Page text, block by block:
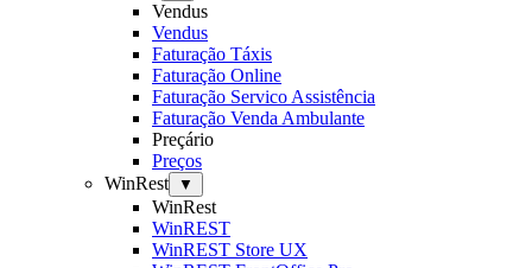
Vendus
Vendus
Faturação Táxis
Faturação Online
Faturação Servico Assistência
Faturação Venda Ambulante
Preçário
Preços
WinRest
▼
WinRest
WinREST
WinREST Store UX